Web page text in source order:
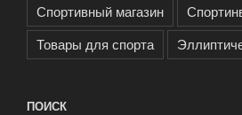
Спортивный магазин
Товары для спорта
ПОИСК